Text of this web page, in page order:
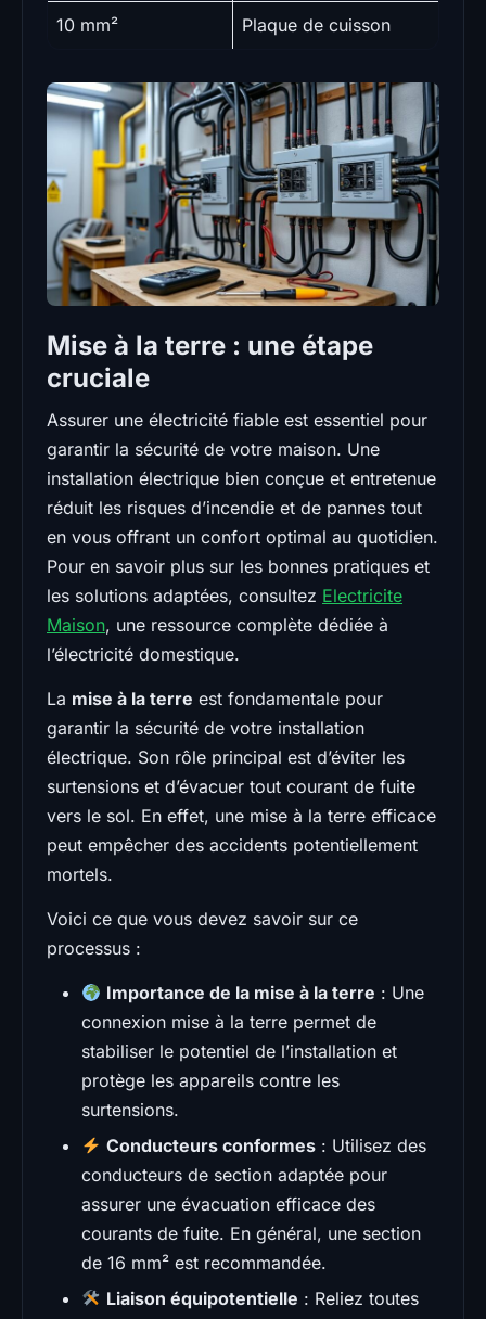
10 mm² Plaque de cuisson
Mise à la terre : une étape
cruciale
Assurer une électricité fiable est essentiel pour
garantir la sécurité de votre maison. Une
installation électrique bien conçue et entretenue
réduit les risques d’incendie et de pannes tout
en vous offrant un confort optimal au quotidien.
Pour en savoir plus sur les bonnes pratiques et
les solutions adaptées, consultez Electricite
Maison, une ressource complète dédiée à
l’électricité domestique.
La mise à la terre est fondamentale pour
garantir la sécurité de votre installation
électrique. Son rôle principal est d’éviter les
surtensions et d’évacuer tout courant de fuite
vers le sol. En effet, une mise à la terre efficace
peut empêcher des accidents potentiellement
mortels.
Voici ce que vous devez savoir sur ce
processus :
Importance de la mise à la terre : Une
connexion mise à la terre permet de
stabiliser le potentiel de l’installation et
protège les appareils contre les
surtensions.
Conducteurs conformes : Utilisez des
conducteurs de section adaptée pour
assurer une évacuation efficace des
courants de fuite. En général, une section
de 16 mm² est recommandée.
Liaison équipotentielle : Reliez toutes